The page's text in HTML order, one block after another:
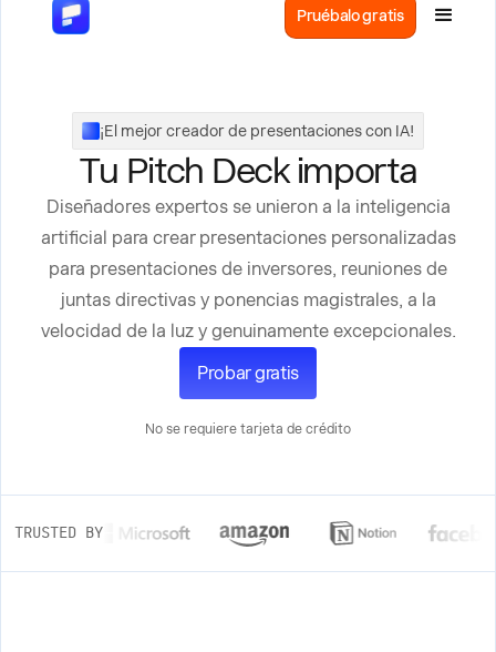
Pruébalo gratis
¡El mejor creador de presentaciones con IA!
Tu Pitch Deck importa
Diseñadores expertos se unieron a la inteligencia
artificial para crear presentaciones personalizadas
para presentaciones de inversores, reuniones de
juntas directivas y ponencias magistrales, a la
velocidad de la luz y genuinamente excepcionales.
Probar gratis
No se requiere tarjeta de crédito
TRUSTED BY